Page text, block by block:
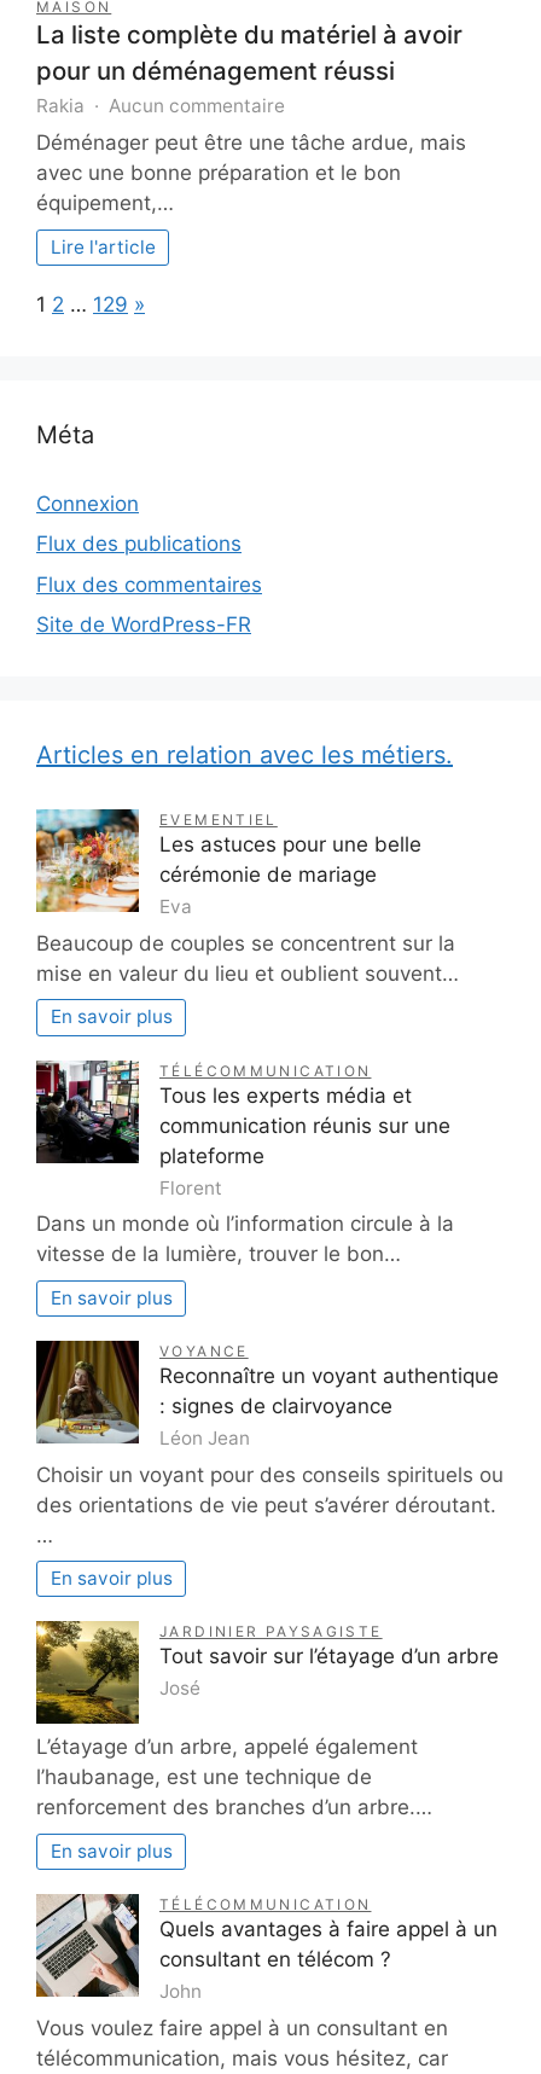
MAISON
La liste complète du matériel à avoir
pour un déménagement réussi
Rakia Aucun commentaire
La
liste
complète
Déménager peut être une tâche ardue, mais
avec une bonne préparation et le bon
équipement,…
Lire l'article
Page:
1 2 … 129 Next
»
Méta
Connexion
Flux des publications
Flux des commentaires
Site de WordPress-FR
Articles en relation avec les métiers.
EVEMENTIEL
Les astuces pour une belle
cérémonie de mariage
Eva
Beaucoup de couples se concentrent sur la
mise en valeur du lieu et oublient souvent…
En savoir plus
TÉLÉCOMMUNICATION
Tous les experts média et
communication réunis sur une
plateforme
Florent
Dans un monde où l’information circule à la
vitesse de la lumière, trouver le bon…
En savoir plus
VOYANCE
Reconnaître un voyant authentique
: signes de clairvoyance
Léon Jean
Choisir un voyant pour des conseils spirituels ou
des orientations de vie peut s’avérer déroutant.
…
En savoir plus
JARDINIER PAYSAGISTE
Tout savoir sur l’étayage d’un arbre
José
L’étayage d’un arbre, appelé également
l’haubanage, est une technique de
renforcement des branches d’un arbre.…
En savoir plus
TÉLÉCOMMUNICATION
Quels avantages à faire appel à un
consultant en télécom ?
John
Vous voulez faire appel à un consultant en
télécommunication, mais vous hésitez, car